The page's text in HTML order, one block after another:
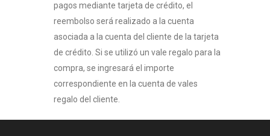
pagos mediante tarjeta de crédito, el
reembolso será realizado a la cuenta
asociada a la cuenta del cliente de la tarjeta
de crédito. Si se utilizó un vale regalo para la
compra, se ingresará el importe
correspondiente en la cuenta de vales
regalo del cliente.